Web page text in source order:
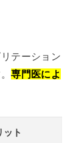
テーション
専門医によ
ット